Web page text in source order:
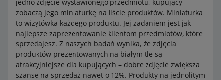
jedno zdjęcie wystawionego przedmiotu, kupujący
zobaczą jego miniaturkę na liście produktów. Miniaturka
to wizytówka każdego produktu. Jej zadaniem jest jak
najlepsze zaprezentowanie klientom przedmiotów, które
sprzedajesz. Z naszych badań wynika, że zdjęcia
produktów prezentowanych na białym tle są
atrakcyjniejsze dla kupujących – dobre zdjęcie zwiększa
szanse na sprzedaż nawet o 12%. Produkty na jednolitym